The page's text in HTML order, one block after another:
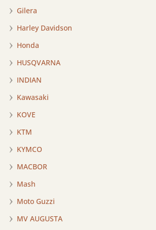
Gilera
Harley Davidson
Honda
HUSQVARNA
INDIAN
Kawasaki
KOVE
KTM
KYMCO
MACBOR
Mash
Moto Guzzi
MV AUGUSTA